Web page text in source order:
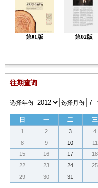
第01版 第02版
往期查询
选择年份 选择月份
日 一 二 三
1 2 3 4
8
9 10 11
15
16 17 18
22
23 24 25
29
30 31